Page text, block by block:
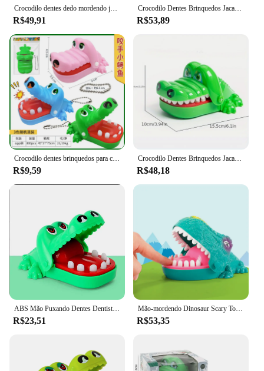
Crocodilo dentes dedo mordendo jogo e tubarão mouse mordendo mão brinquedos engraçados para crianças e adultos alívio do estresse brincadeira brinquedos
R$49,91
Crocodilo Dentes Brinquedos Jacaré Morte Dedo Dentista Jogos Piadas Jogo da Sorte Pranks Brinquedos infantis Engraçado Holiday Party Jogos para a família
R$53,89
Crocodilo dentes brinquedos para crianças, Jacaré mordendo dedo, Jogos de dentista, Jokes Game of Luck Prank, Funny Holiday Party, Jogos de família
R$9,59
Crocodilo Dentes Brinquedos Jacaré Morte Dedo Dentista Jogos Piadas Jogo da Sorte Pranks Brinquedos infantis Engraçado Holiday Party Jogos para a família
R$48,18
R$23,51
Mão-mordendo Dinosaur Scary Toy para crianças, Funny Trick, Jogo Interativo de Descompressão, Dinosaur Puxando, Dentes Bar, Novidade Brinquedos Presentes
R$53,35